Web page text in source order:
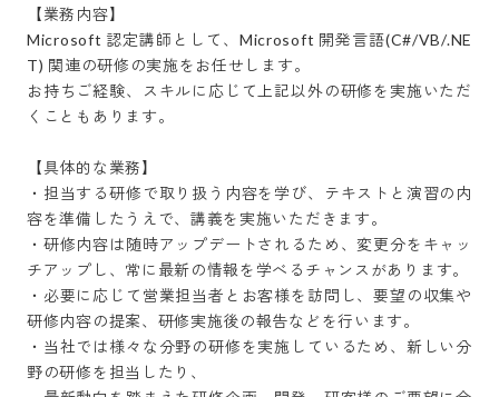
【業務内容】
Microsoft 認定講師として、Microsoft 開発言語(C#/VB/.NE
T) 関連の研修の実施をお任せします。
お持ちご経験、スキルに応じて上記以外の研修を実施いただ
くこともあります。
【具体的な業務】
・担当する研修で取り扱う内容を学び、テキストと演習の内
容を準備したうえで、講義を実施いただきます。
・研修内容は随時アップデートされるため、変更分をキャッ
チアップし、常に最新の情報を学べるチャンスがあります。
・必要に応じて営業担当者とお客様を訪問し、要望の収集や
研修内容の提案、研修実施後の報告などを行います。
・当社では様々な分野の研修を実施しているため、新しい分
野の研修を担当したり、